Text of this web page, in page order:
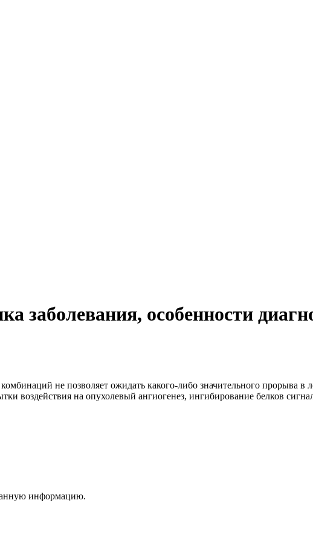
заболевания, особенности
не позволяет ожидать какого-либо значительного прорыва
воздействия на опухолевый ангиогенез, ингибирование белков
информацию.